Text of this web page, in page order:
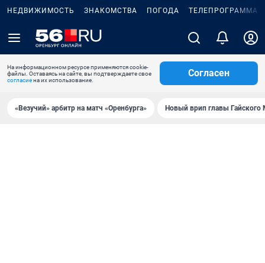
НЕДВИЖИМОСТЬ ЗНАКОМСТВА ПОГОДА ТЕЛЕПРОГРАММА
На информационном ресурсе применяются cookie-
файлы. Оставаясь на сайте, вы подтверждаете свое
согласиена их использование.
Согласен
«Везучий» арбитр на матч «Оренбурга» Новый врип главы Гайского